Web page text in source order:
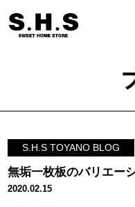
S.H.S TOYANO BLOG
無垢一枚板のバリエー
2020.02.15